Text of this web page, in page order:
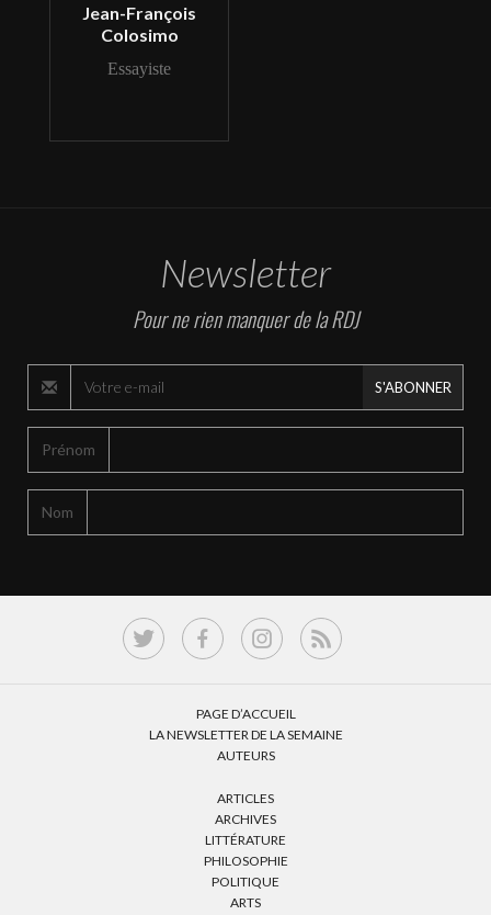
Jean-François
Colosimo
Essayiste
Newsletter
Pour ne rien manquer de la RDJ
S'ABONNER
Prénom
Nom
PAGE D’ACCUEIL
LA NEWSLETTER DE LA SEMAINE
AUTEURS
ARTICLES
ARCHIVES
LITTÉRATURE
PHILOSOPHIE
POLITIQUE
ARTS